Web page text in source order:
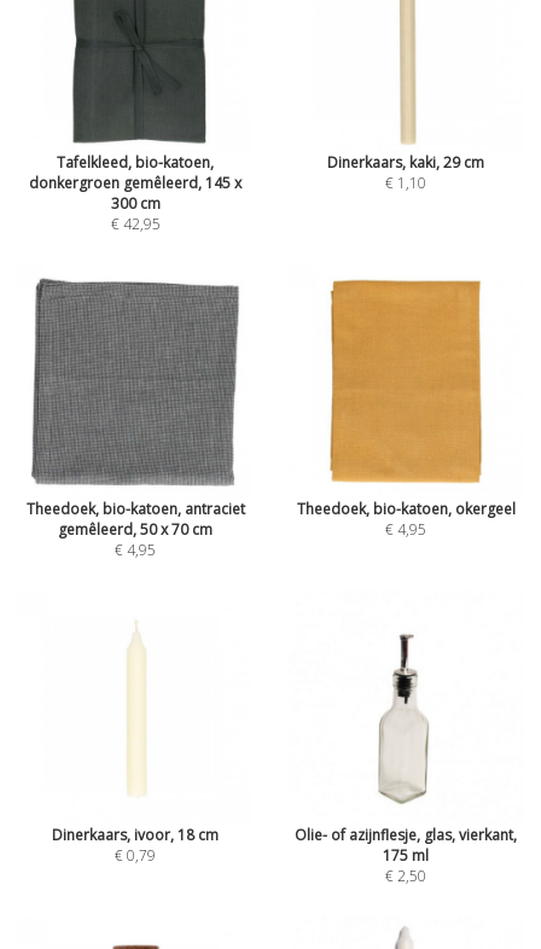
Tafelkleed, bio-katoen,
donkergroen gemêleerd, 145 x
300 cm
€ 42,95
Dinerkaars, kaki, 29 cm
€ 1,10
Theedoek, bio-katoen, antraciet
gemêleerd, 50 x 70 cm
€ 4,95
Theedoek, bio-katoen, okergeel
€ 4,95
Dinerkaars, ivoor, 18 cm
€ 0,79
Olie- of azijnflesje, glas, vierkant,
175 ml
€ 2,50